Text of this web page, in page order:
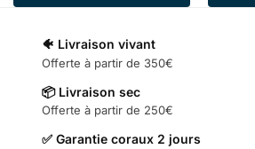
🐠 Livraison vivant
Offerte à partir de 350€
📦 Livraison sec
Offerte à partir de 250€
✅ Garantie coraux 2 jours